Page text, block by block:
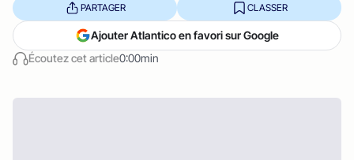
Écoutez cet article0:00min
PARTAGER CLASSER
Ajouter Atlantico en favori sur Google